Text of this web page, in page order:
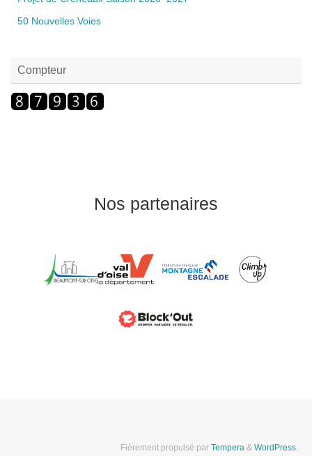
50 Nouvelles Voies
Compteur
Nos partenaires
Fièrement propulsé par Tempera & WordPress.